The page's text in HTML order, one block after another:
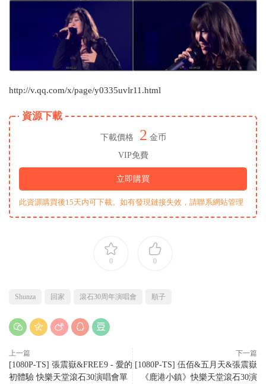
http://v.qq.com/x/page/y0335uvlr11.html
資源下載
下載價格 2 金币
VIP免費
立即購買
此資源購買後15天内可下載。如有發現鏈接失效，請聯系網站管理
0 0
Shunza 回家 滾石30周年演唱會 順子
上一篇
[1080P-TS] 張震嶽&FREE9 - 愛的
初體驗 快樂天堂滾石30演唱會單
下一篇
[1080P-TS] 伍佰&五月天&張震嶽
《鹿港小鎮》快樂天堂滾石30演